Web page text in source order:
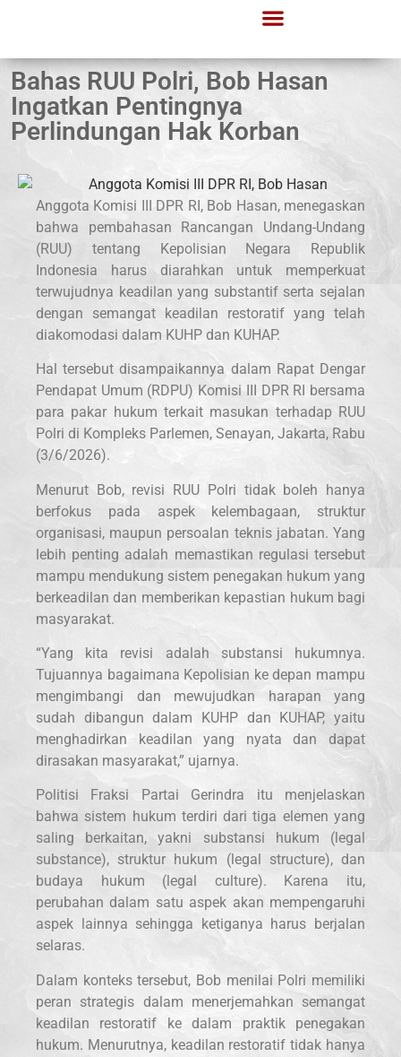
Bahas RUU Polri, Bob Hasan
Ingatkan Pentingnya
Perlindungan Hak Korban
Anggota Komisi III DPR RI, Bob Hasan, menegaskan
bahwa pembahasan Rancangan Undang-Undang
(RUU) tentang Kepolisian Negara Republik
Indonesia harus diarahkan untuk memperkuat
terwujudnya keadilan yang substantif serta sejalan
dengan semangat keadilan restoratif yang telah
diakomodasi dalam KUHP dan KUHAP.
Hal tersebut disampaikannya dalam Rapat Dengar
Pendapat Umum (RDPU) Komisi III DPR RI bersama
para pakar hukum terkait masukan terhadap RUU
Polri di Kompleks Parlemen, Senayan, Jakarta, Rabu
(3/6/2026).
Menurut Bob, revisi RUU Polri tidak boleh hanya
berfokus pada aspek kelembagaan, struktur
organisasi, maupun persoalan teknis jabatan. Yang
lebih penting adalah memastikan regulasi tersebut
mampu mendukung sistem penegakan hukum yang
berkeadilan dan memberikan kepastian hukum bagi
masyarakat.
“Yang kita revisi adalah substansi hukumnya.
Tujuannya bagaimana Kepolisian ke depan mampu
mengimbangi dan mewujudkan harapan yang
sudah dibangun dalam KUHP dan KUHAP, yaitu
menghadirkan keadilan yang nyata dan dapat
dirasakan masyarakat,” ujarnya.
Politisi Fraksi Partai Gerindra itu menjelaskan
bahwa sistem hukum terdiri dari tiga elemen yang
saling berkaitan, yakni substansi hukum (legal
substance), struktur hukum (legal structure), dan
budaya hukum (legal culture). Karena itu,
perubahan dalam satu aspek akan mempengaruhi
aspek lainnya sehingga ketiganya harus berjalan
selaras.
Dalam konteks tersebut, Bob menilai Polri memiliki
peran strategis dalam menerjemahkan semangat
keadilan restoratif ke dalam praktik penegakan
hukum. Menurutnya, keadilan restoratif tidak hanya